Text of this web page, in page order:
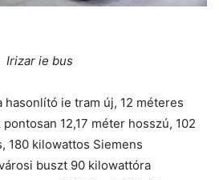
Irizar ie bus
hasonlító ie tram új, 12 méteres
12,17 méter hosszú, 102
180 kilowattos Siemens
buszt 90 kilowattóra